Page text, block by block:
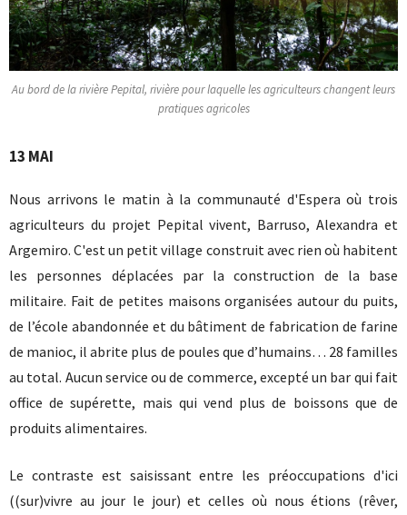
Au bord de la rivière Pepital, rivière pour laquelle les agriculteurs changent leurs
pratiques agricoles
13 MAI
Nous arrivons le matin à la communauté d'Espera où trois
agriculteurs du projet Pepital vivent, Barruso, Alexandra et
Argemiro. C'est un petit village construit avec rien où habitent
les personnes déplacées par la construction de la base
militaire. Fait de petites maisons organisées autour du puits,
de l’école abandonnée et du bâtiment de fabrication de farine
de manioc, il abrite plus de poules que d’humains… 28 familles
au total. Aucun service ou de commerce, excepté un bar qui fait
office de supérette, mais qui vend plus de boissons que de
produits alimentaires.
Le contraste est saisissant entre les préoccupations d'ici
((sur)vivre au jour le jour) et celles où nous étions (rêver,